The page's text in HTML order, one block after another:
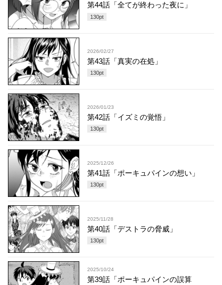
第44話「全てが終わった夜に」
130pt
2026/02/27
第43話「真実の在処」
130pt
2026/01/23
第42話「イズミの覚悟」
130pt
2025/12/26
第41話「ポーキュパインの想い」
130pt
2025/11/28
第40話「デストラの脅威」
130pt
2025/10/24
第39話「ポーキュパインの誤算